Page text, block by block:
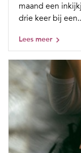
maand een
drie keer bij
Lees meer